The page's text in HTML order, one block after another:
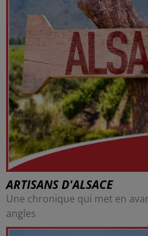
ARTISANS D'ALSACE
Une chronique qui met en
angles